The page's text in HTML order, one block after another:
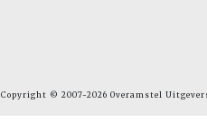
Copyright © 2007-2026 Overamstel